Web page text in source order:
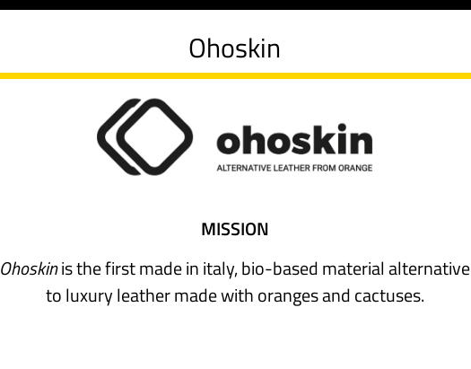
Ohoskin
MISSION
Ohoskinis the first made in italy, bio-based material alternative
to luxury leather made with oranges and cactuses.